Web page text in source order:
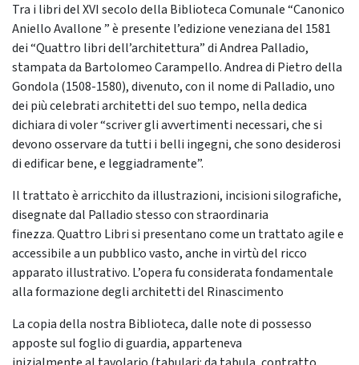
Tra i libri del XVI secolo della Biblioteca Comunale “Canonico
Aniello Avallone ” è presente l’edizione veneziana del 1581
dei “Quattro libri dell’architettura” di Andrea Palladio,
stampata da Bartolomeo Carampello. Andrea di Pietro della
Gondola (1508-1580), divenuto, con il nome di Palladio, uno
dei più celebrati architetti del suo tempo, nella dedica
dichiara di voler “scriver gli avvertimenti necessari, che si
devono osservare da tutti i belli ingegni, che sono desiderosi
di edificar bene, e leggiadramente”.
Il trattato è arricchito da illustrazioni, incisioni silografiche,
disegnate dal Palladio stesso con straordinaria
finezza. Quattro Libri si presentano come un trattato agile e
accessibile a un pubblico vasto, anche in virtù del ricco
apparato illustrativo. L’opera fu considerata fondamentale
alla formazione degli architetti del Rinascimento
La copia della nostra Biblioteca, dalle note di possesso
apposte sul foglio di guardia, apparteneva